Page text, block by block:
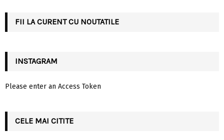
FII LA CURENT CU NOUTATILE
INSTAGRAM
Please enter an Access Token
CELE MAI CITITE